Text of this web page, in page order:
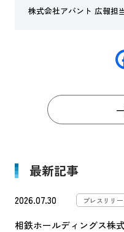
株式会社アバント 広報担
最新記事
2026.07.30 プレスリリ
相鉄ホールディングス株